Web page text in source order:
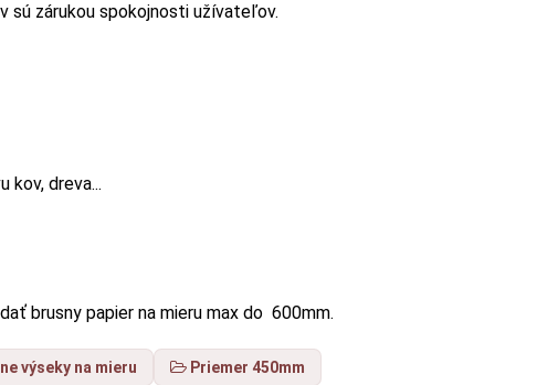
sú zárukou spokojnosti užívateľov.
kov, dreva...
brusny papier na mieru max do 600mm.
výseky na mieru Priemer 450mm